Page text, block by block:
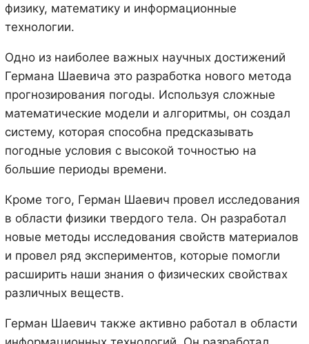
физику, математику и информационные
технологии.
Одно из наиболее важных научных достижений
Германа Шаевича это разработка нового метода
прогнозирования погоды. Используя сложные
математические модели и алгоритмы, он создал
систему, которая способна предсказывать
погодные условия с высокой точностью на
большие периоды времени.
Кроме того, Герман Шаевич провел исследования
в области физики твердого тела. Он разработал
новые методы исследования свойств материалов
и провел ряд экспериментов, которые помогли
расширить наши знания о физических свойствах
различных веществ.
Герман Шаевич также активно работал в области